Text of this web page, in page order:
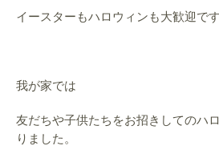
イースターもハロウィンも大歓迎です
我が家では
友だちや子供たちをお招きしてのハ
りました。